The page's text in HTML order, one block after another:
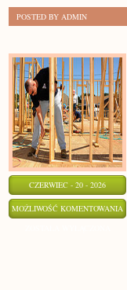
POSTED BY ADMIN
CZERWIEC - 20 - 2026
MOŻLIWOŚĆ KOMENTOWANIA